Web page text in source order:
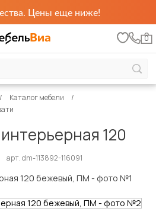
Цены еще ниже!
0
Каталог мебели
120
арт. dm-113892-116091